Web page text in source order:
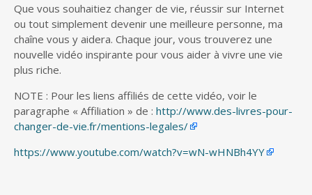
Que vous souhaitiez changer de vie, réussir sur Internet
ou tout simplement devenir une meilleure personne, ma
chaîne vous y aidera. Chaque jour, vous trouverez une
nouvelle vidéo inspirante pour vous aider à vivre une vie
plus riche.
NOTE : Pour les liens affiliés de cette vidéo, voir le
paragraphe « Affiliation » de : http://www.des-livres-pour-
changer-de-vie.fr/mentions-legales/
https://www.youtube.com/watch?v=wN-wHNBh4YY